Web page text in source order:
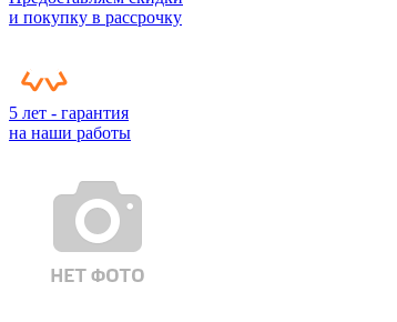
и покупку в рассрочку
5 лет - гарантия
на наши работы